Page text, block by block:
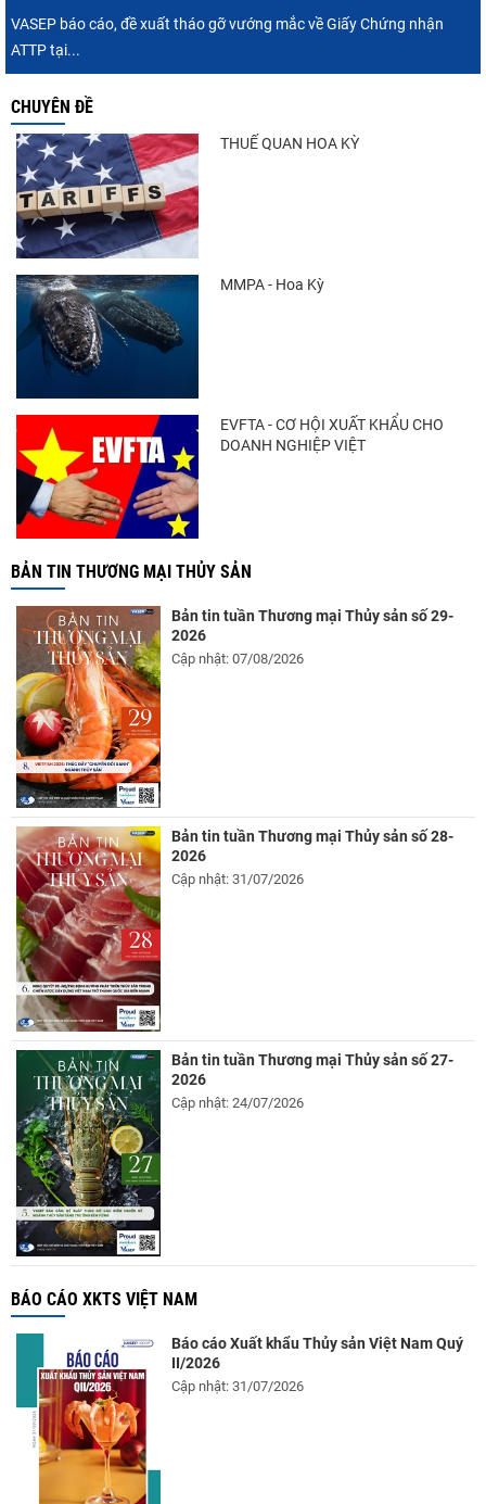
tăng nhẹ, áp lực mới...
Trung Quốc tăng mạnh nhập khẩu mực,
Điểm tin thủy sản thế giới ngày 3/8/2026
VASEP báo cáo, đề xuất tháo gỡ vướng mắc về Giấy Chứng nhận
ATTP tại...
CHUYÊN ĐỀ
THUẾ QUAN HOA KỲ
MMPA - Hoa Kỳ
EVFTA - CƠ HỘI XUẤT KHẨU CHO
DOANH NGHIỆP VIỆT
BẢN TIN THƯƠNG MẠI THỦY SẢN
Bản tin tuần Thương mại Thủy sản số 29-
2026
Cập nhật: 07/08/2026
Bản tin tuần Thương mại Thủy sản số 28-
2026
Cập nhật: 31/07/2026
Bản tin tuần Thương mại Thủy sản số 27-
2026
Cập nhật: 24/07/2026
BÁO CÁO XKTS VIỆT NAM
Báo cáo Xuất khẩu Thủy sản Việt Nam Quý
II/2026
Cập nhật: 31/07/2026